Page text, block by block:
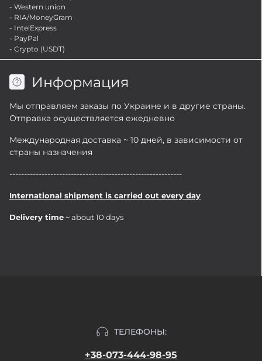
- Western union
- RIA/MoneyGram
- IntelExpress
- PayPal
- Crypto (USDT)
Информация
Мы отправляем заказы по Украине и в другие страны.
Отправка осуществляется ежедневно
Международная доставка ~ 10 дней, в зависимости от
страны назначения
-----------------------------------------------------------
International shipment is carried out every day
Delivery time ~ about 10 days
ТЕЛЕФОНЫ:
+38-073-444-98-95